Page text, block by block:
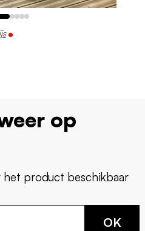
op
het product beschikbaar
OK